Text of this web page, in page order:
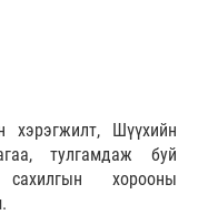
хэрэгжилт, Шүүхийн
тулгамдаж буй
хорооны